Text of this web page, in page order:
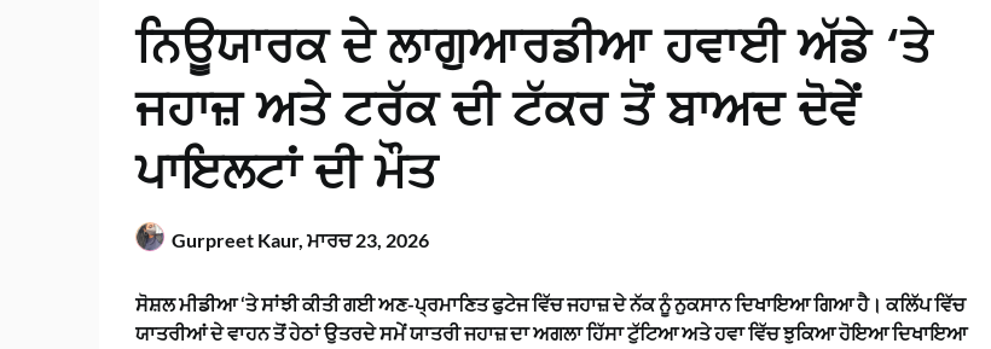
ਨਿਊਯਾਰਕ ਦੇ ਲਾਗੁਆਰਡੀਆ ਹਵਾਈ ਅੱਡੇ ‘ਤੇ
ਜਹਾਜ਼ ਅਤੇ ਟਰੱਕ ਦੀ ਟੱਕਰ ਤੋਂ ਬਾਅਦ ਦੋਵੇਂ
ਪਾਇਲਟਾਂ ਦੀ ਮੌਤ
Gurpreet Kaur,ਮਾਰਚ 23, 2026
ਸੋਸ਼ਲ ਮੀਡੀਆ ‘ਤੇ ਸਾਂਝੀ ਕੀਤੀ ਗਈ ਅਣ-ਪ੍ਰਮਾਣਿਤ ਫੁਟੇਜ ਵਿੱਚ ਜਹਾਜ਼ ਦੇ ਨੱਕ ਨੂੰ ਨੁਕਸਾਨ ਦਿਖਾਇਆ ਗਿਆ ਹੈ। ਕਲਿੱਪ ਵਿੱਚ
ਯਾਤਰੀਆਂ ਦੇ ਵਾਹਨ ਤੋਂ ਹੇਠਾਂ ਉਤਰਦੇ ਸਮੇਂ ਯਾਤਰੀ ਜਹਾਜ਼ ਦਾ ਅਗਲਾ ਹਿੱਸਾ ਟੁੱਟਿਆ ਅਤੇ ਹਵਾ ਵਿੱਚ ਝੁਕਿਆ ਹੋਇਆ ਦਿਖਾਇਆ